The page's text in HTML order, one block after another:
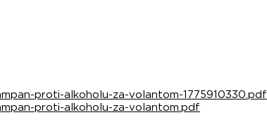
proti-alkoholu-za-volantom-1775910330.pdf
proti-alkoholu-za-volantom.pdf